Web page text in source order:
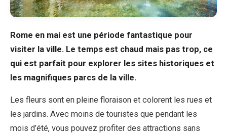
License Plates
À propos
EN DE ES FR IT
Rome en mai est une période fantastique pour
visiter la ville. Le temps est chaud mais pas trop, ce
qui est parfait pour explorer les sites historiques et
les magnifiques parcs de la ville.
Les fleurs sont en pleine floraison et colorent les rues et
les jardins. Avec moins de touristes que pendant les
mois d’été, vous pouvez profiter des attractions sans